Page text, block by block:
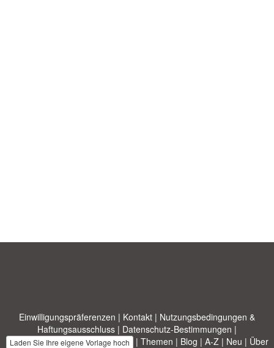
Einwilligungspräferenzen | Kontakt | Nutzungsbedingungen &
Haftungsausschluss | Datenschutz-Bestimmungen |
Laden Sie Ihre eigene Vorlage hoch | Themen | Blog | A-Z | Neu | Über